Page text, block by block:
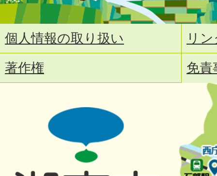
個人情報の取り扱い
リ
著作権
免責